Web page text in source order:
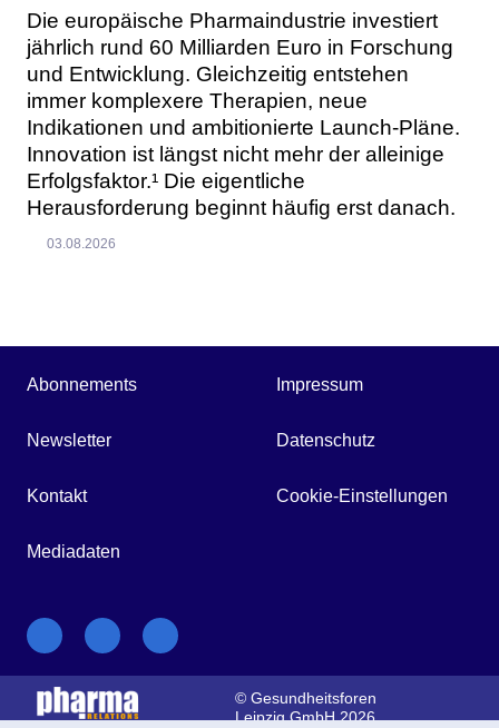
Die europäische Pharmaindustrie investiert
jährlich rund 60 Milliarden Euro in Forschung
und Entwicklung. Gleichzeitig entstehen
immer komplexere Therapien, neue
Indikationen und ambitionierte Launch-Pläne.
Innovation ist längst nicht mehr der alleinige
Erfolgsfaktor.¹ Die eigentliche
Herausforderung beginnt häufig erst danach.
03.08.2026
Abonnements
Newsletter
Kontakt
Mediadaten
Impressum
Datenschutz
Cookie-Einstellungen
© Gesundheitsforen
Leipzig GmbH 2026